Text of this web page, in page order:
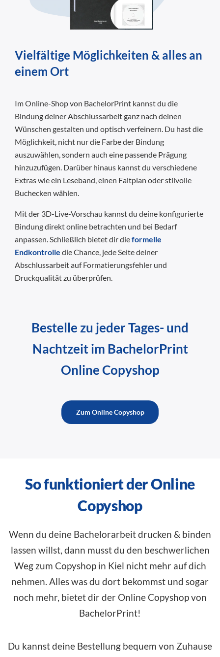
Vielfältige Möglichkeiten & alles an
einem Ort
Im Online-Shop von BachelorPrint kannst du die
Bindung deiner Abschlussarbeit ganz nach deinen
Wünschen gestalten und optisch verfeinern. Du hast die
Möglichkeit, nicht nur die Farbe der Bindung
auszuwählen, sondern auch eine passende Prägung
hinzuzufügen. Darüber hinaus kannst du verschiedene
Extras wie ein Leseband, einen Faltplan oder stilvolle
Buchecken wählen.
Mit der 3D-Live-Vorschau kannst du deine konfigurierte
Bindung direkt online betrachten und bei Bedarf
anpassen. Schließlich bietet dir dieformelle
Endkontrolle die Chance, jede Seite deiner
Abschlussarbeit auf Formatierungsfehler und
Druckqualität zu überprüfen.
Bestelle zu jeder Tages- und
Nachtzeit im BachelorPrint
Online Copyshop
Zum Online Copyshop
So funktioniert der Online
Copyshop
Wenn du deine Bachelorarbeit drucken & binden
lassen willst, dann musst du den beschwerlichen
Weg zum Copyshop in Kiel nicht mehr auf dich
nehmen. Alles was du dort bekommst und sogar
noch mehr, bietet dir der Online Copyshop von
BachelorPrint!
Du kannst deine Bestellung bequem von Zuhause